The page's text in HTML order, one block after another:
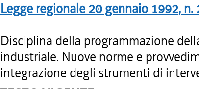
Legge regionale 20 gennaio 1992, n.
Disciplina della programmazione
industriale. Nuove norme e
integrazione degli strumenti di